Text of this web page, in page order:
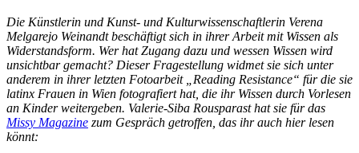
Die Künstlerin und Kunst- und Kulturwissenschaftlerin Verena
Melgarejo Weinandt beschäftigt sich in ihrer Arbeit mit Wissen als
Widerstandsform. Wer hat Zugang dazu und wessen Wissen wird
unsichtbar gemacht? Dieser Fragestellung widmet sie sich unter
anderem in ihrer letzten Fotoarbeit „Reading Resistance“ für die sie
latinx Frauen in Wien fotografiert hat, die ihr Wissen durch Vorlesen
an Kinder weitergeben. Valerie-Siba Rousparast hat sie für das
Missy Magazine zum Gespräch getroffen, das ihr auch hier lesen
könnt: